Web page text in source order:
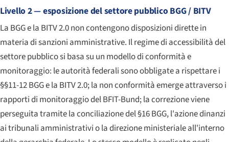
Livello 2 — esposizione del settore pubblico BGG / BITV
La BGG e la BITV 2.0 non contengono disposizioni dirette in
materia di sanzioni amministrative. Il regime di accessibilità del
settore pubblico si basa su un modello di conformità e
monitoraggio: le autorità federali sono obbligate a rispettare i
§§11-12 BGG e la BITV 2.0; la non conformità emerge attraverso i
rapporti di monitoraggio del BFIT-Bund; la correzione viene
perseguita tramite la conciliazione del §16 BGG, l'azione dinanzi
ai tribunali amministrativi o la direzione ministeriale all'interno